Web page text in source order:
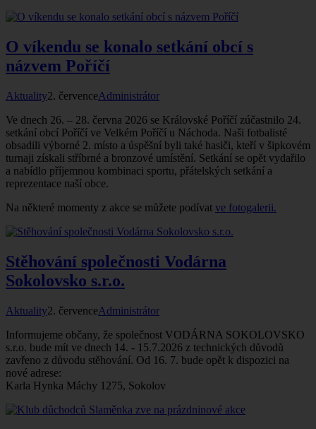
O víkendu se konalo setkání obcí s
názvem Poříčí
Aktuality2. červenceAdministrátor
Ve dnech 26. – 28. června 2026 se Královské Poříčí zúčastnilo 24.
setkání obcí Poříčí ve Velkém Poříčí u Náchoda. Naši fotbalisté
obsadili výborné 2. místo a úspěšní byli také hasiči, kteří v šipkovém
turnaji získali stříbrné a bronzové umístění. Setkání se opět vydařilo
a nabídlo příjemnou kombinaci sportu, přátelských setkání a
reprezentace naší obce.
Na některé momenty z akce se můžete podívat ve fotogalerii.
Stěhování společnosti Vodárna
Sokolovsko s.r.o.
Aktuality2. červenceAdministrátor
Informujeme občany, že společnost VODÁRNA SOKOLOVSKO
s.r.o. bude mít ve dnech 14. - 15.7.2026 z technických důvodů
zavřeno z důvodu stěhování. Od 16. 7. bude opět k dispozici na
nové adrese:
Karla Hynka Máchy 1275, Sokolov